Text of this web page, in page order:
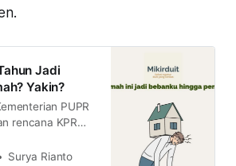
Jadi
Yakin?
PUPR
rencana KPR
untuk beli
Surya Rianto